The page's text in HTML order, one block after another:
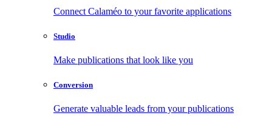
Connect Calaméo to your favorite applications
Studio
Make publications that look like you
Conversion
Generate valuable leads from your publications